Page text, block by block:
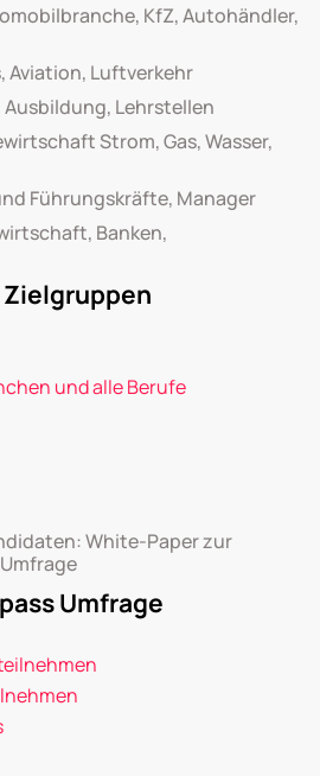
KfZ, Autohändler,
Aviation, Luftverkehr
Lehrstellen
Strom, Gas, Wasser,
Führungskräfte, Manager
Banken,
und alle Berufe
White-Paper zur
Umfrage